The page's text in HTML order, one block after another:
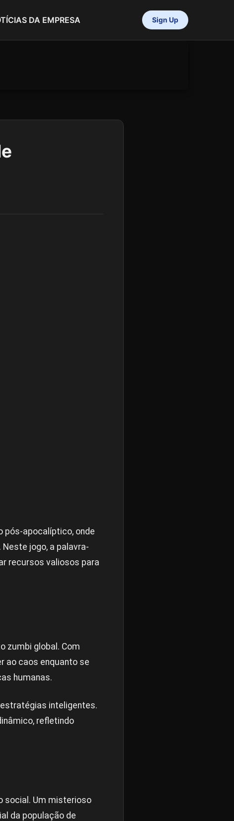
DA EMPRESA Sign Up
pós-apocalíptico, onde
jogo, a palavra-
recursos valiosos para
zumbi global. Com
ao caos enquanto se
humanas.
inteligentes.
refletindo
social. Um misterioso
da população de